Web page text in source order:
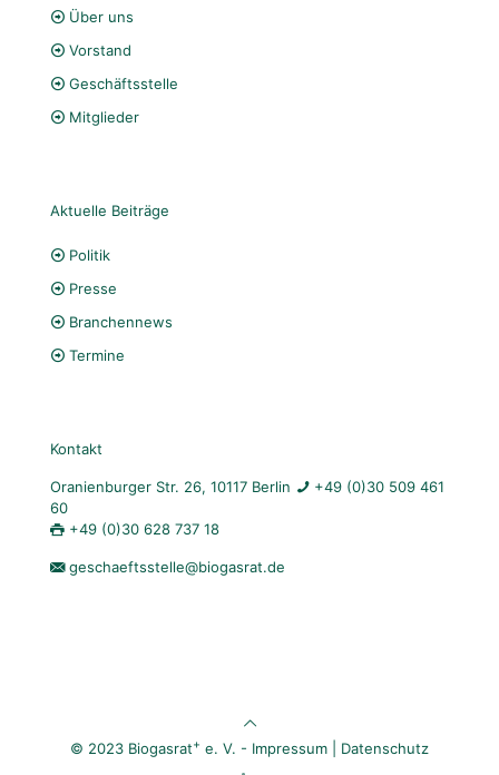
Über uns
Vorstand
Geschäftsstelle
Mitglieder
Aktuelle Beiträge
Politik
Presse
Branchennews
Termine
Kontakt
Oranienburger Str. 26, 10117 Berlin
+49 (0)30 509 461
60
+49 (0)30 628 737 18
geschaeftsstelle@biogasrat.de
© 2023 Biogasrat+ e. V. - Impressum Datenschutz